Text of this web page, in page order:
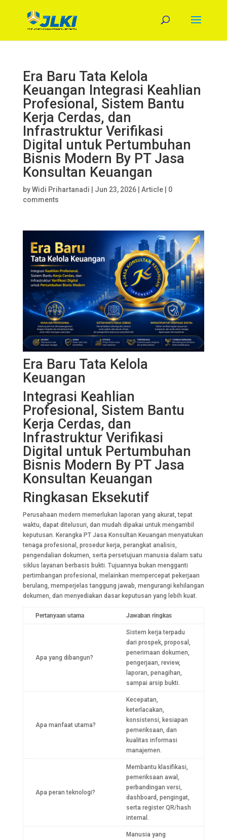
Era Baru Tata Kelola
Keuangan Integrasi Keahlian
Profesional, Sistem Bantu
Kerja Cerdas, dan
Infrastruktur Verifikasi
Digital untuk Pertumbuhan
Bisnis Modern By PT Jasa
Konsultan Keuangan
byWidi Prihartanadi Jun 23, 2026| Article| 0
comments
Era Baru Tata Kelola
Keuangan
Integrasi Keahlian
Profesional, Sistem Bantu
Kerja Cerdas, dan
Infrastruktur Verifikasi
Digital untuk Pertumbuhan
Bisnis Modern By PT Jasa
Konsultan Keuangan
Ringkasan Eksekutif
Perusahaan modern memerlukan laporan yang akurat, tepat
waktu, dapat ditelusuri, dan mudah dipakai untuk mengambil
keputusan. Kerangka PT Jasa Konsultan Keuangan menyatukan
tenaga profesional, prosedur kerja, perangkat analisis,
pengendalian dokumen, serta persetujuan manusia dalam satu
siklus layanan berbasis bukti. Tujuannya bukan mengganti
pertimbangan profesional, melainkan mempercepat pekerjaan
berulang, memperjelas tanggung jawab, mengurangi kehilangan
dokumen, dan menyediakan dasar keputusan yang lebih kuat.
Pertanyaan utama Jawaban ringkas
Apa yang dibangun?
Sistem kerja terpadu
dari prospek, proposal,
penerimaan dokumen,
pengerjaan, review,
laporan, penagihan,
sampai arsip bukti.
Apa manfaat utama?
Kecepatan,
keterlacakan,
konsistensi, kesiapan
pemeriksaan, dan
kualitas informasi
manajemen.
Apa peran teknologi?
Membantu klasifikasi,
pemeriksaan awal,
perbandingan versi,
dashboard, pengingat,
serta register QR/hash
internal.
Manusia yang